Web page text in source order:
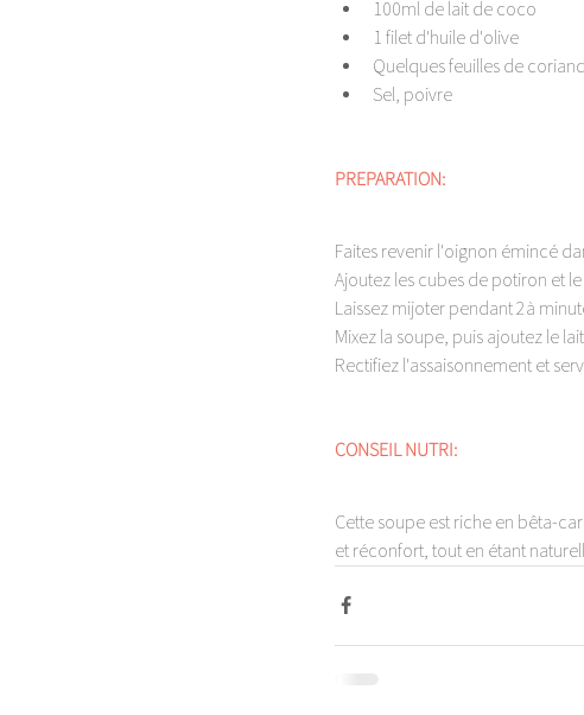
100ml de lait de coco
1 filet d'huile d'olive
Quelques feuilles de
Sel, poivre
PREPARATION:
Faites revenir l'oignon émincé
Ajoutez les cubes de potiron et
Laissez mijoter pendant 2à
Mixez la soupe, puis ajoutez le
Rectifiez l'assaisonnement et
CONSEIL NUTRI:
Cette soupe est riche en bêta-
et réconfort, tout en étant